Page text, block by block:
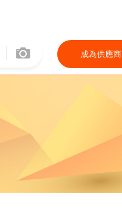
成為供應商